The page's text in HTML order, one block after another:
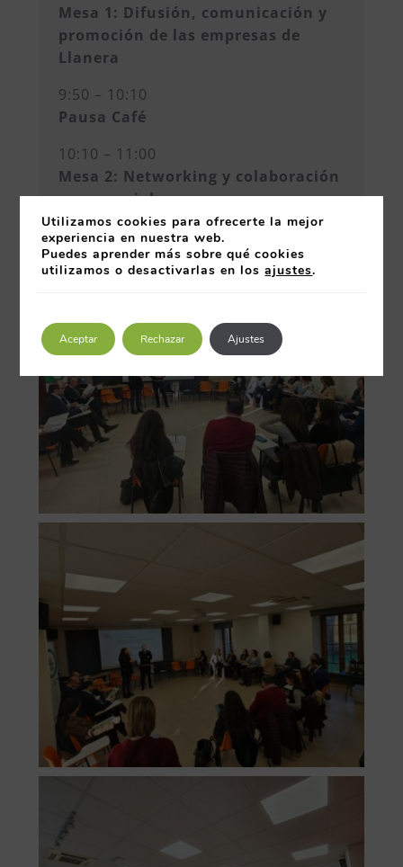
Mesa 1: Difusión, comunicación y
promoción de las empresas de
Llanera
9:50 – 10:10
Pausa Café
10:10 – 11:00
Mesa 2: Networking y colaboración
empresarial
Utilizamos cookies para ofrecerte la mejor
experiencia en nuestra web.
Puedes aprender más sobre qué cookies
utilizamos o desactivarlas en losajustes.
Aceptar Rechazar Ajustes